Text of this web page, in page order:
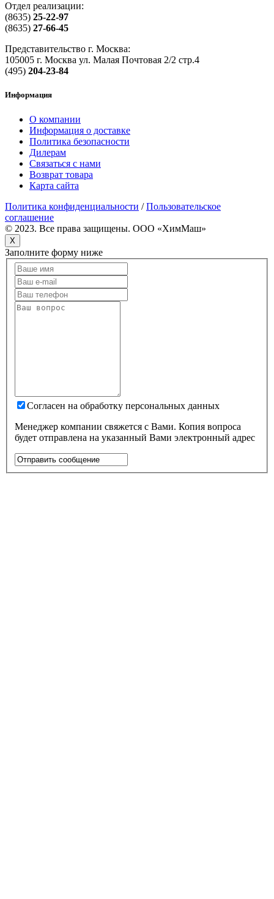
Отдел реализации:
(8635) 25-22-97
(8635) 27-66-45
Представительство г. Москва:
105005 г. Москва ул. Малая Почтовая 2/2 стр.4
(495) 204-23-84
Информация
О компании
Информация о доставке
Политика безопасности
Дилерам
Связаться с нами
Возврат товара
Карта сайта
Политика конфиденциальности /Пользовательское
соглашение
© 2023. Все права защищены. OOO «ХимМаш»
X
Заполните форму ниже
Согласен на обработку персональных данных
Менеджер компании свяжется с Вами. Копия вопроса
будет отправлена на указанный Вами электронный адрес